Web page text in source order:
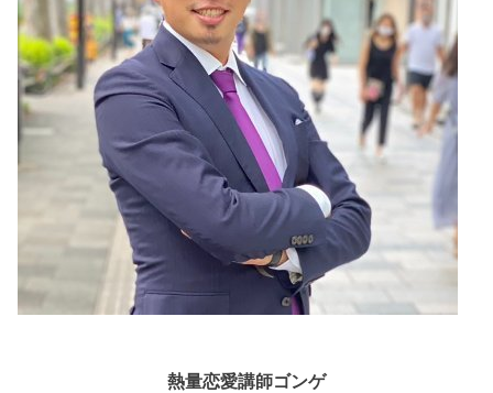
熱量恋愛講師ゴンゲ